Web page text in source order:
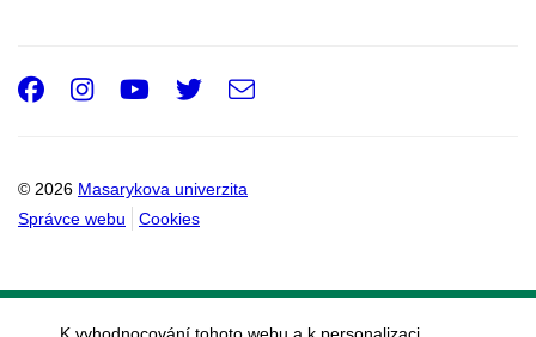
© 2026 Masarykova univerzita
Správce webu
Cookies
Facebook
Instagram
Youtube
Twitter
e-